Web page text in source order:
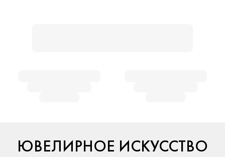
ЮВЕЛИРНОЕ ИСКУССТВО